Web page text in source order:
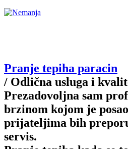
Pranje tepiha paracin
/ Odlična usluga i
Prezadovoljna sam
brzinom kojom je
prijateljima bih
servis.